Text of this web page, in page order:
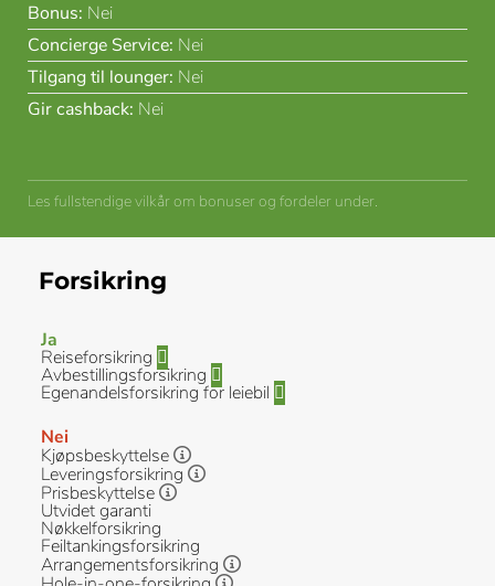
Bonus: Nei
Concierge Service: Nei
Tilgang til lounger: Nei
Gir cashback: Nei
Les fullstendige vilkår om bonuser og fordeler under.
Forsikring
Ja
Reiseforsikring
Avbestillingsforsikring
Egenandelsforsikring for leiebil
Nei
Kjøpsbeskyttelse
Leveringsforsikring
Prisbeskyttelse
Utvidet garanti
Nøkkelforsikring
Feiltankingsforsikring
Arrangementsforsikring